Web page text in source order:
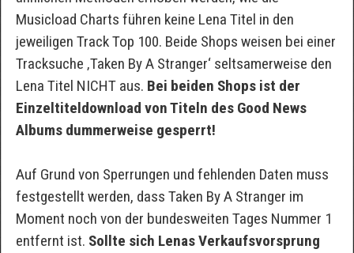
Musicload Charts führen keine Lena Titel in den
jeweiligen Track Top 100. Beide Shops weisen bei einer
Tracksuche ‚Taken By A Stranger‘ seltsamerweise den
Lena Titel NICHT aus. Bei beiden Shops ist der
Einzeltiteldownload von Titeln des Good News
Albums dummerweise gesperrt!
Auf Grund von Sperrungen und fehlenden Daten muss
festgestellt werden, dass Taken By A Stranger im
Moment noch von der bundesweiten Tages Nummer 1
entfernt ist. Sollte sich Lenas Verkaufsvorsprung